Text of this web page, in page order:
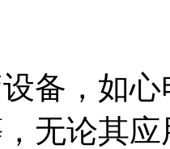
备，如
无论其